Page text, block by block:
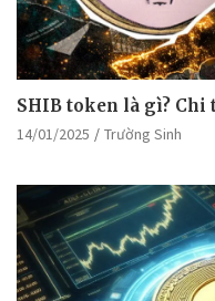
SHIB token là gì? Chi
14/01/2025 Trường Sinh